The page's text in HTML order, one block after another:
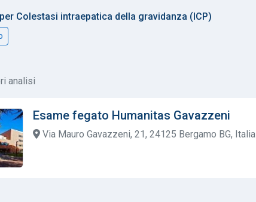
Colestasi intraepatica della gravidanza (ICP)
analisi
Esame fegato Humanitas Gavazzeni
Via Mauro Gavazzeni, 21, 24125 Bergamo BG, Italia